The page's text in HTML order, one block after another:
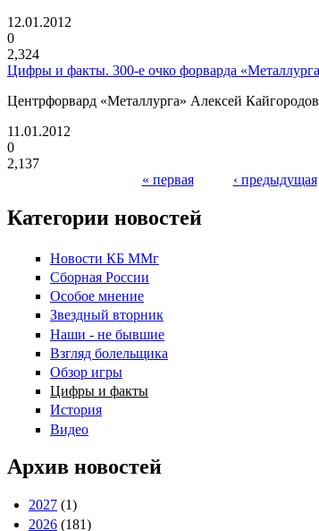
12.01.2012
0
2,324
Цифры и факты. 300-е очко форварда
Центрфорвард «Металлурга» Алексей
11.01.2012
0
2,137
« первая ‹ предыдущая
Категории новостей
Новости КБ ММг
Сборная России
Особое мнение
Звездный вторник
Наши - не бывшие
Взгляд болельщика
Обзор игры
Цифры и факты
История
Видео
Архив новостей
2027 (1)
2026 (181)